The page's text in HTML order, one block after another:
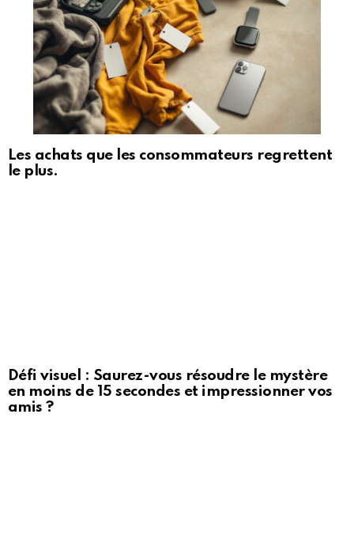
Les achats que les consommateurs regrettent
le plus.
Défi visuel : Saurez-vous résoudre le mystère
en moins de 15 secondes et impressionner vos
amis ?